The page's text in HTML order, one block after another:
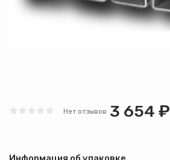
Нет отзывов 3 654 ₽